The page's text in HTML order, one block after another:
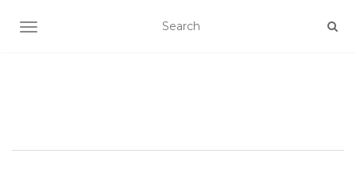
SCHALTE NAVIGATION